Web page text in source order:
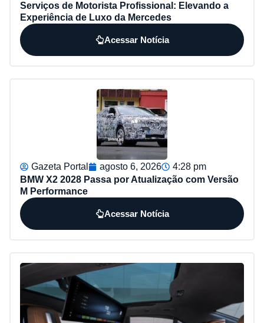
Serviços de Motorista Profissional: Elevando a
Experiência de Luxo da Mercedes
Acessar Notícia
Gazeta Portal agosto 6, 2026
4:28 pm
BMW X2 2028 Passa por Atualização com Versão
M Performance
Acessar Notícia